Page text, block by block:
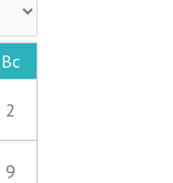
Вс
2
9